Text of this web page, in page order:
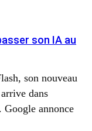
son IA au
son nouveau
dans
Google annonce